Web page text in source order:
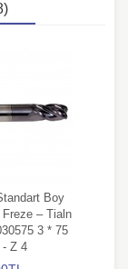
Boy
– Tialn
3 * 75
- Z 4